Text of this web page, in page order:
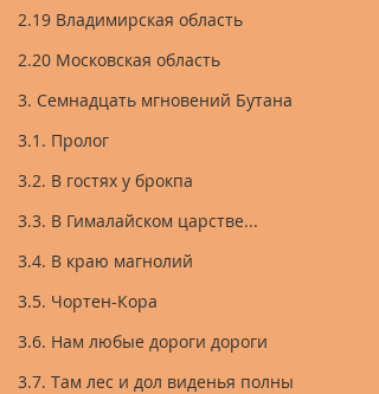
2.19 Владимирская область
2.20 Московская область
3. Семнадцать мгновений Бутана
3.1. Пролог
3.2. В гостях у брокпа
3.3. В Гималайском царстве...
3.4. В краю магнолий
3.5. Чортен-Кора
3.6. Нам любые дороги дороги
3.7. Там лес и дол виденья полны